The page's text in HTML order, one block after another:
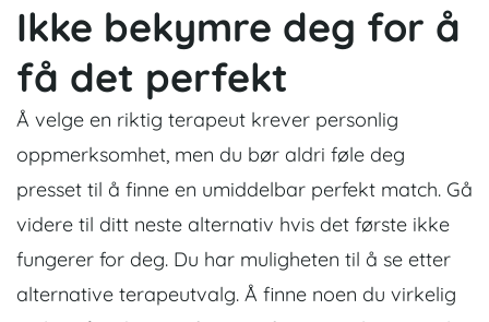
Ikke bekymre deg for å
få det perfekt
Å velge en riktig terapeut krever personlig
oppmerksomhet, men du bør aldri føle deg
presset til å finne en umiddelbar perfekt match. Gå
videre til ditt neste alternativ hvis det første ikke
fungerer for deg. Du har muligheten til å se etter
alternative terapeutvalg. Å finne noen du virkelig